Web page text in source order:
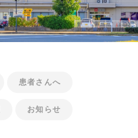
患者さんへ
お知らせ